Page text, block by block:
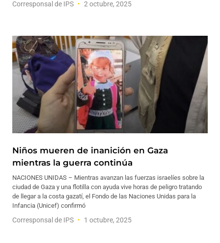
Corresponsal de IPS 2 octubre, 2025
Niños mueren de inanición en Gaza
mientras la guerra continúa
NACIONES UNIDAS – Mientras avanzan las fuerzas israelíes sobre la
ciudad de Gaza y una flotilla con ayuda vive horas de peligro tratando
de llegar a la costa gazatí, el Fondo de las Naciones Unidas para la
Infancia (Unicef) confirmó
Corresponsal de IPS 1 octubre, 2025